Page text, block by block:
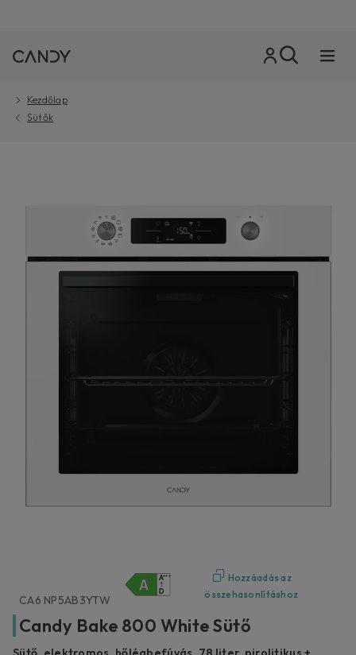
Kezdőlap
Sütők
Hozzáadás az
összehasonlításhoz
CA6 NP5AB3YTW
Candy Bake 800 White Sütő